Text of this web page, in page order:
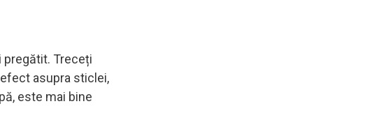
pregătit. Treceți
asupra sticlei,
este mai bine